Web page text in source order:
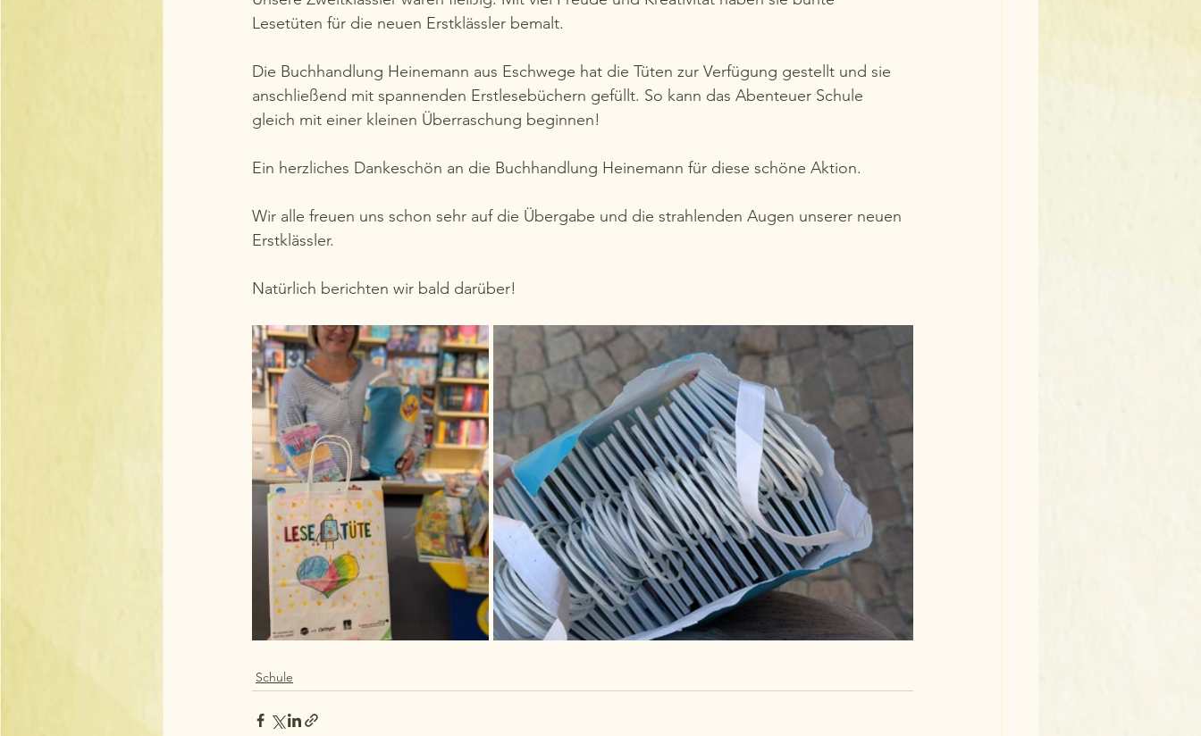
Lesetüten für die neuen Erstklässler bemalt.
Die Buchhandlung Heinemann aus Eschwege hat die Tüten zur Verfügung gestellt und sie
anschließend mit spannenden Erstlesebüchern gefüllt. So kann das Abenteuer Schule
gleich mit einer kleinen Überraschung beginnen!
Ein herzliches Dankeschön an die Buchhandlung Heinemann für diese schöne Aktion.
Wir alle freuen uns schon sehr auf die Übergabe und die strahlenden Augen unserer neuen
Erstklässler.
Natürlich berichten wir bald darüber!
Schule